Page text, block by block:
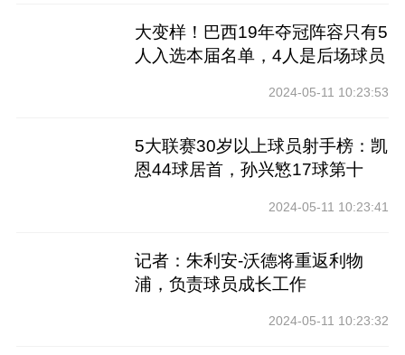
大变样！巴西19年夺冠阵容只有5
人入选本届名单，4人是后场球员
2024-05-11 10:23:53
5大联赛30岁以上球员射手榜：凯
恩44球居首，孙兴慜17球第十
2024-05-11 10:23:41
记者：朱利安-沃德将重返利物
浦，负责球员成长工作
2024-05-11 10:23:32